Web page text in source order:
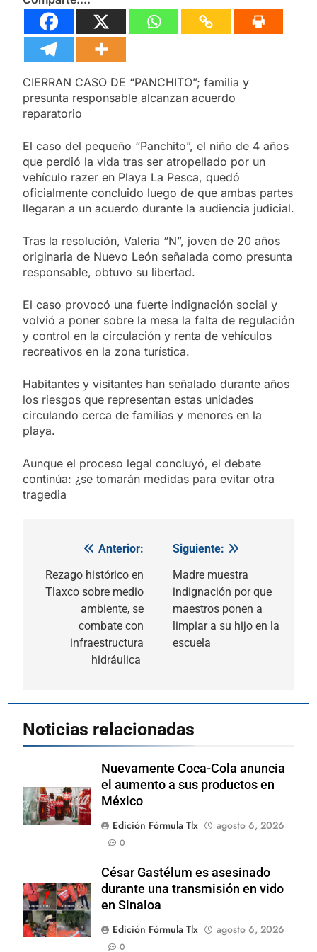
CIERRAN CASO DE “PANCHITO”; familia y
presunta responsable alcanzan acuerdo
reparatorio
El caso del pequeño “Panchito”, el niño de 4 años
que perdió la vida tras ser atropellado por un
vehículo razer en Playa La Pesca, quedó
oficialmente concluido luego de que ambas partes
llegaran a un acuerdo durante la audiencia judicial.
Tras la resolución, Valeria “N”, joven de 20 años
originaria de Nuevo León señalada como presunta
responsable, obtuvo su libertad.
El caso provocó una fuerte indignación social y
volvió a poner sobre la mesa la falta de regulación
y control en la circulación y renta de vehículos
recreativos en la zona turística.
Habitantes y visitantes han señalado durante años
los riesgos que representan estas unidades
circulando cerca de familias y menores en la
playa.
Aunque el proceso legal concluyó, el debate
continúa: ¿se tomarán medidas para evitar otra
tragedia
Navegación
de
entradas
Anterior:
Rezago histórico en
Tlaxco sobre medio
ambiente, se
combate con
infraestructura
hidráulica
Siguiente:
Madre muestra
indignación por que
maestros ponen a
limpiar a su hijo en la
escuela
Noticias relacionadas
Nuevamente Coca-Cola anuncia
el aumento a sus productos en
México
Edición Fórmula Tlx
agosto 6, 2026
0
César Gastélum es asesinado
durante una transmisión en vido
en Sinaloa
Edición Fórmula Tlx
agosto 6, 2026
0